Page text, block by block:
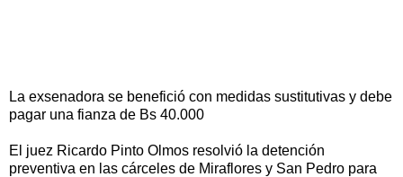
La exsenadora se benefició con medidas sustitutivas y debe
pagar una fianza de Bs 40.000
El juez Ricardo Pinto Olmos resolvió la detención
preventiva en las cárceles de Miraflores y San Pedro para